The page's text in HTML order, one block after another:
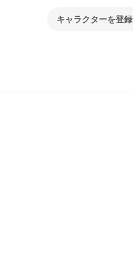
キャラクターを登録